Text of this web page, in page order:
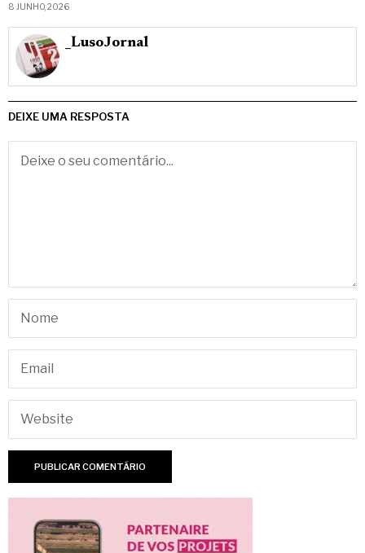
8 JUNHO, 2026
_LusoJornal
DEIXE UMA RESPOSTA